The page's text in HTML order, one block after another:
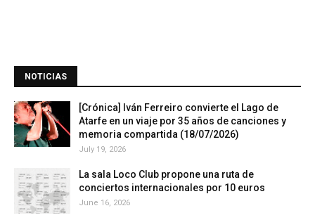
NOTICIAS
[Crónica] Iván Ferreiro convierte el Lago de
Atarfe en un viaje por 35 años de canciones y
memoria compartida (18/07/2026)
July 19, 2026
La sala Loco Club propone una ruta de
conciertos internacionales por 10 euros
June 16, 2026